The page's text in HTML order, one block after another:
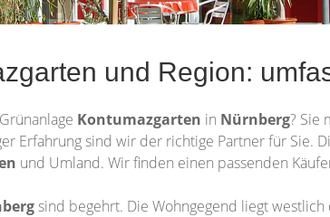
und Region:
Kontumazgarten in Nürnberg? Sie
Erfahrung sind wir der richtige Partner für Sie.
und Umland. Wir finden einen passenden
sind begehrt. Die Wohngegend liegt